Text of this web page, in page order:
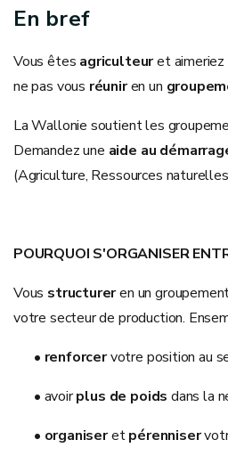
En bref
Vous êtes agriculteuret aimeriez
ne pas vous réuniren un
La Wallonie soutient les
Demandez une aide au
(Agriculture, Ressources
POURQUOI S'ORGANISER
Vous structureren un
votre secteur de production.
• renforcervotre position au
• avoirplus de poids dans la
• organiseretpérenniser